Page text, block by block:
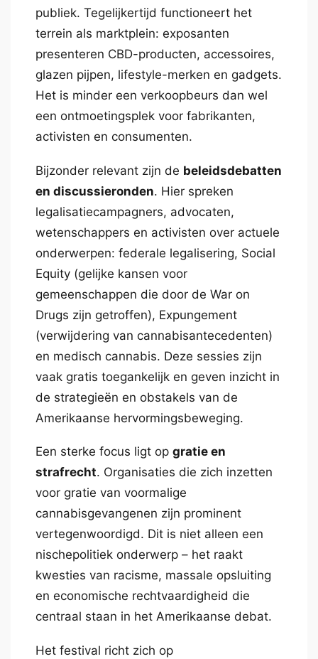
publiek. Tegelijkertijd functioneert het
terrein als marktplein: exposanten
presenteren CBD-producten, accessoires,
glazen pijpen, lifestyle-merken en gadgets.
Het is minder een verkoopbeurs dan wel
een ontmoetingsplek voor fabrikanten,
activisten en consumenten.
Bijzonder relevant zijn de beleidsdebatten
en discussieronden. Hier spreken
legalisatiecampagners, advocaten,
wetenschappers en activisten over actuele
onderwerpen: federale legalisering, Social
Equity (gelijke kansen voor
gemeenschappen die door de War on
Drugs zijn getroffen), Expungement
(verwijdering van cannabisantecedenten)
en medisch cannabis. Deze sessies zijn
vaak gratis toegankelijk en geven inzicht in
de strategieën en obstakels van de
Amerikaanse hervormingsbeweging.
Een sterke focus ligt op gratie en
strafrecht. Organisaties die zich inzetten
voor gratie van voormalige
cannabisgevangenen zijn prominent
vertegenwoordigd. Dit is niet alleen een
nischepolitiek onderwerp – het raakt
kwesties van racisme, massale opsluiting
en economische rechtvaardigheid die
centraal staan in het Amerikaanse debat.
Het festival richt zich op